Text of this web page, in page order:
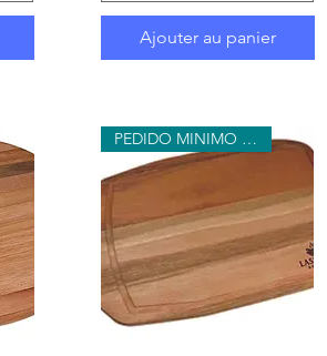
Ajouter au panier
PEDIDO MINIMO 10 UNIDADES